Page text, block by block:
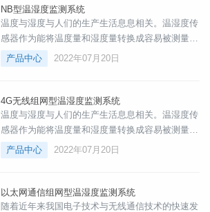
NB型温湿度监测系统
温度与湿度与人们的生产生活息息相关。温湿度传
感器作为能将温度量和湿度量转换成容易被测量处
理的电信号的设备或装置，广泛应用于工农业生
产、气象、环保、国防、科研等经常需要对环境或
产品中心 2022年07月20日
4G无线组网型温湿度监测系统
温度与湿度与人们的生产生活息息相关。温湿度传
感器作为能将温度量和湿度量转换成容易被测量处
理的电信号的设备或装置，广泛应用于工农业生
产、气象、环保、国防、科研等经常需要对环境或
产品中心 2022年07月20日
以太网通信组网型温湿度监测系统
随着近年来我国电子技术与无线通信技术的快速发